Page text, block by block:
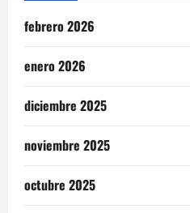
febrero 2026
enero 2026
diciembre 2025
noviembre 2025
octubre 2025